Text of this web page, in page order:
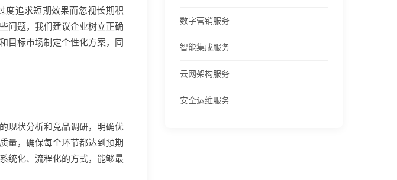
度追求短期效果而忽视长期积
问题，我们建议企业树立正确
目标市场制定个性化方案，同
现状分析和竞品调研，明确优
量，确保每个环节都达到预期
统化、流程化的方式，能够最
数字营销服务
智能集成服务
云网架构服务
安全运维服务